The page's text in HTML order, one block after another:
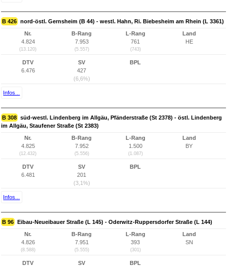
B 426 nord-östl. Gernsheim (B 44) - westl. Hahn, Ri. Biebesheim am Rhein (L 3361)
Nr.
4.824
(13.120)
B-Rang
7.953
(5.557)
L-Rang
761
(743)
Land
HE
DTV
6.476
SV
427
(6,6%)
BPL
Infos...
B 308 süd-westl. Lindenberg im Allgäu, Pfänderstraße (St 2378) - östl. Lindenberg
im Allgäu, Staufener Straße (St 2383)
Nr.
4.825
(12.432)
B-Rang
7.952
(5.556)
L-Rang
1.500
(1.087)
Land
BY
DTV
6.481
SV
201
(3,1%)
BPL
Infos...
B 96 Eibau-Neueibauer Straße (L 145) - Oderwitz-Ruppersdorfer Straße (L 144)
Nr.
4.826
(8.588)
B-Rang
7.951
(5.555)
L-Rang
393
(301)
Land
SN
DTV
SV
BPL